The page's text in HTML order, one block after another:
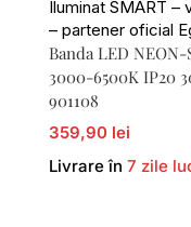
Banda LED
3000-6500K IP20
901108
359,90 lei
Livrare în 7 zile